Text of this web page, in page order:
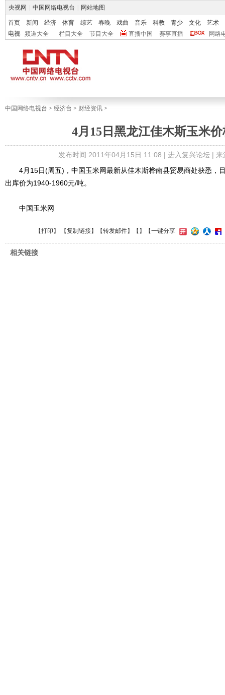
央视网 中国网络电视台 网站地图
首页 新闻 经济 体育 综艺 春晚 戏曲 音乐 科教 青少 文化
艺术
电视
频道大全 栏目大全 节目大全 直播中国 赛事直播 网络
中国网络电视台 > 经济台 > 财经资讯 >
4月15日黑龙江佳木斯玉米
发布时间:2011年04月15日 11:08 | 进入复兴论坛| 来
4月15日(周五)，中国玉米网最新从佳木斯桦南县贸易商处获悉，
出库价为1940-1960元/吨。
中国玉米网
【打印 】 【复制链接】【转发邮件】【 】 【一键分享
相关链接